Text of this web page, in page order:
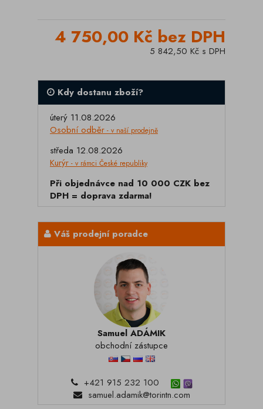
4 750,00 Kč bez DPH
5 842,50 Kč s DPH
Kdy dostanu zboží?
úterý 11.08.2026
Osobní odběr - v naší prodejně
středa 12.08.2026
Kurýr - v rámci České republiky
Při objednávce nad 10 000 CZK bez
DPH = doprava zdarma!
Váš prodejní poradce
Samuel ADÁMIK
obchodní zástupce
+421 915 232 100
samuel.adamik@torintn.com